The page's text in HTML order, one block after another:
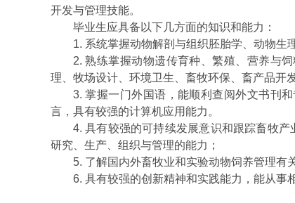
开发与管理技能。
毕业生应具备以下几方面的知识和能力：
1. 系统掌握动物解剖与组织胚胎学、动物生
2.熟练掌握动物遗传育种、繁殖、营养与
理、牧场设计、环境卫生、畜牧环保、畜产品开
3.掌握一门外国语，能顺利查阅外文书刊
言，具有较强的计算机应用能力。
4.具有较强的可持续发展意识和跟踪畜牧
研究、生产、组织与管理的能力；
5. 了解国内外畜牧业和实验动物饲养管理有
6. 具有较强的创新精神和实践能力，能从事